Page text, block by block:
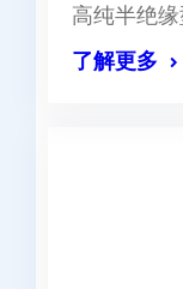
高纯半绝
了解更多